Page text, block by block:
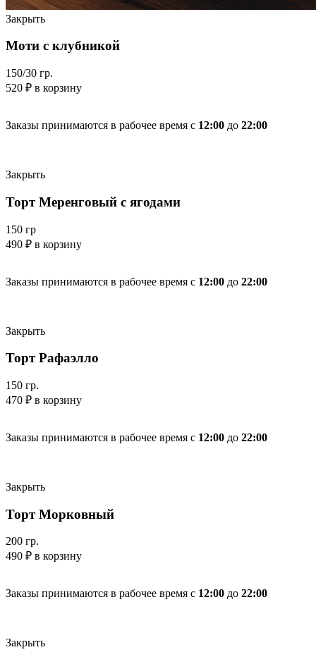
Закрыть
Моти с клубникой
150/30 гр.
520 ₽ в корзину
Заказы принимаются в рабочее время с 12:00 до 22:00
Закрыть
Торт Меренговый с ягодами
150 гр
490 ₽ в корзину
Заказы принимаются в рабочее время с 12:00 до 22:00
Закрыть
Торт Рафаэлло
150 гр.
470 ₽ в корзину
Заказы принимаются в рабочее время с 12:00 до 22:00
Закрыть
Торт Морковный
200 гр.
490 ₽ в корзину
Заказы принимаются в рабочее время с 12:00 до 22:00
Закрыть